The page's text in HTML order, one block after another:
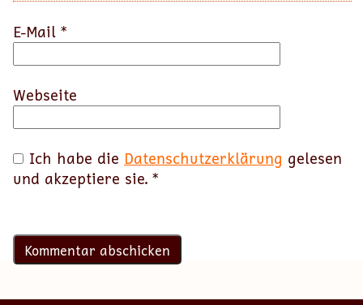
E-Mail *
Webseite
Ich habe die Datenschutzerklärung gelesen
und akzeptiere sie. *